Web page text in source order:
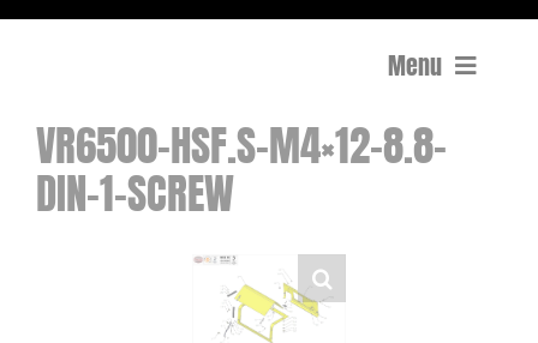
Menu
Compactage
Équipements de chantier
VR6500-HSF.S-M4×12-8.8-
DIN-1-SCREW